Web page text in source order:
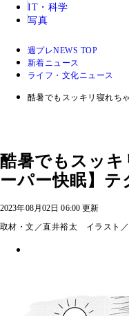
IT・科学
写真
週プレNEWS TOP
新着ニュース
ライフ・文化ニュース
酷暑でもスッキリ寝れち
酷暑でもスッ
ーパー快眠】テ
2023年08月02日 06:00 更新
取材・文／直井裕太 イラスト